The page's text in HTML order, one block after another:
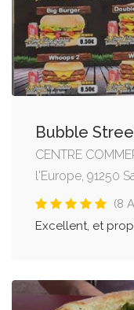
Bubble
CENTRE
l'Europe, 91250
(8
Excellent, et